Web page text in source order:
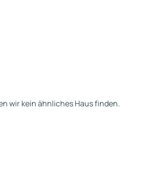
wir kein ähnliches Haus finden.